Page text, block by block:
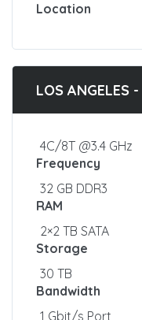
Location
LOS ANGELES
4C/8T @3.4 GHz
Frequency
32 GB DDR3
RAM
2×2 TB SATA
Storage
30 TB
Bandwidth
1 Gbit/s Port